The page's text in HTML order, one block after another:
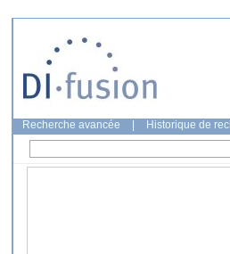
Recherche avancée Historique de